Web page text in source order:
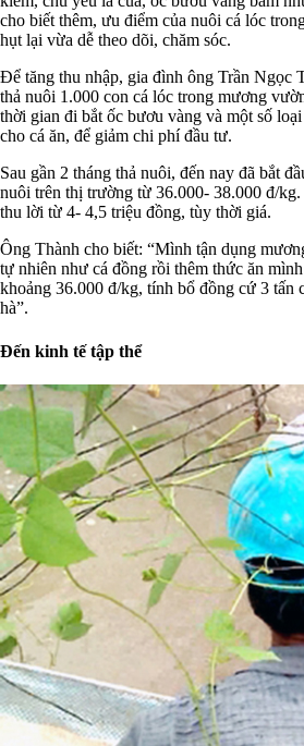
cho biết thêm, ưu điểm của nuôi cá lóc
hụt lại vừa dễ theo dõi, chăm sóc.
Để tăng thu nhập, gia đình ông Trần Ngọc
thả nuôi 1.000 con cá lóc trong mương
thời gian đi bắt ốc bươu vàng và một số
cho cá ăn, để giảm chi phí đầu tư.
Sau gần 2 tháng thả nuôi, đến nay đã bắt
nuôi trên thị trường từ 36.000- 38.000 đ/
thu lời từ 4- 4,5 triệu đồng, tùy thời giá.
Ông Thành cho biết: “Mình tận dụng
tự nhiên như cá đồng rồi thêm thức ăn
khoảng 36.000 đ/kg, tính bổ đồng cứ 3 tấn
hà”.
Đến kinh tế tập thể